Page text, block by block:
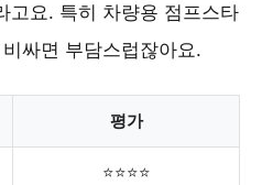
고요. 특히 차량용 점프스타
싸면 부담스럽잖아요.
평가
⭐⭐⭐⭐